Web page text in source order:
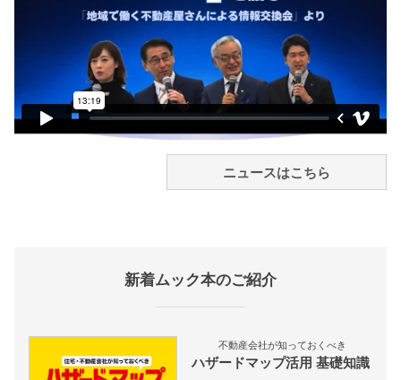
ニュースはこちら
新着ムック本のご紹介
不動産会社が知っておくべき
ハザードマップ活用 基礎知識